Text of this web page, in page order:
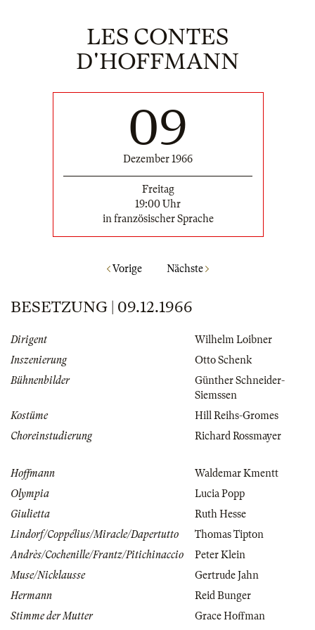
LES CONTES
D'HOFFMANN
09
Dezember 1966
Freitag
19:00 Uhr
in französischer Sprache
Vorige Nächste
BESETZUNG | 09.12.1966
Dirigent
Wilhelm Loibner
Inszenierung
Otto Schenk
Bühnenbilder
Günther Schneider-
Siemssen
Kostüme
Hill Reihs-Gromes
Choreinstudierung
Richard Rossmayer
Hoffmann
Waldemar Kmentt
Olympia
Lucia Popp
Giulietta
Ruth Hesse
Lindorf/Coppélius/Miracle/Dapertutto
Thomas Tipton
Andrès/Cochenille/Frantz/Pitichinaccio
Peter Klein
Muse/Nicklausse
Gertrude Jahn
Hermann
Reid Bunger
Stimme der Mutter
Grace Hoffman